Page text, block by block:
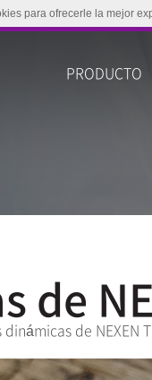
para ofrecerle la mejor
PRODUCTO
dede NEXEN